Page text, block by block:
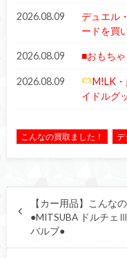
2026.08.09
デュエル
ードを買
2026.08.09 ■おもち
2026.08.09
M!LK
イドルグ
こんなの買取ました！ デ
【カー用品】こんな
●MITSUBA ドルチェ
バルブ●